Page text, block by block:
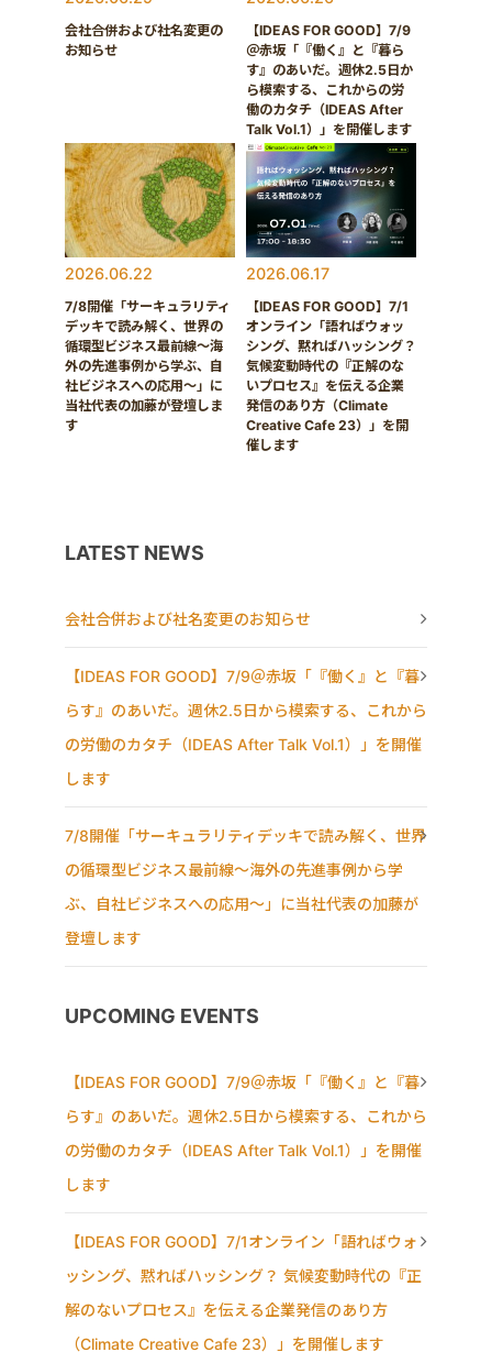
会社合併および社名変更の
お知らせ
【IDEAS FOR GOOD】7/9
＠赤坂「『働く』と『暮ら
す』のあいだ。週休2.5日か
ら模索する、これからの労
働のカタチ（IDEAS After
Talk Vol.1）」を開催します
2026.06.22
7/8開催「サーキュラリティ
デッキで読み解く、世界の
循環型ビジネス最前線〜海
外の先進事例から学ぶ、自
社ビジネスへの応用〜」に
当社代表の加藤が登壇しま
す
2026.06.17
【IDEAS FOR GOOD】7/1
オンライン「語ればウォッ
シング、黙ればハッシング？
気候変動時代の『正解のな
いプロセス』を伝える企業
発信のあり方（Climate
Creative Cafe 23）」を開
催します
LATEST NEWS
会社合併および社名変更のお知らせ
【IDEAS FOR GOOD】7/9＠赤坂「『働く』と『暮
らす』のあいだ。週休2.5日から模索する、これから
の労働のカタチ（IDEAS After Talk Vol.1）」を開催
します
7/8開催「サーキュラリティデッキで読み解く、世界
の循環型ビジネス最前線〜海外の先進事例から学
ぶ、自社ビジネスへの応用〜」に当社代表の加藤が
登壇します
UPCOMING EVENTS
【IDEAS FOR GOOD】7/9＠赤坂「『働く』と『暮
らす』のあいだ。週休2.5日から模索する、これから
の労働のカタチ（IDEAS After Talk Vol.1）」を開催
します
【IDEAS FOR GOOD】7/1オンライン「語ればウォ
ッシング、黙ればハッシング？ 気候変動時代の『正
解のないプロセス』を伝える企業発信のあり方
（Climate Creative Cafe 23）」を開催します